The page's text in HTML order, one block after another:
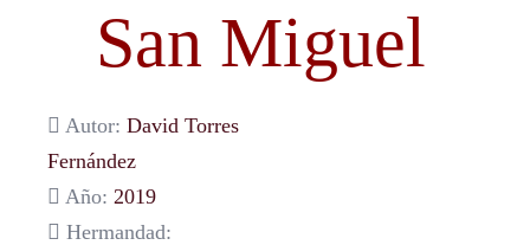
San Miguel
Autor: David Torres
Fernández
Año: 2019
Hermandad: